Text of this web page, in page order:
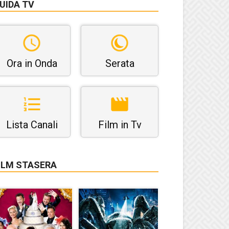
TV
Ora in Onda Serata
Lista Canali Film in Tv
STASERA